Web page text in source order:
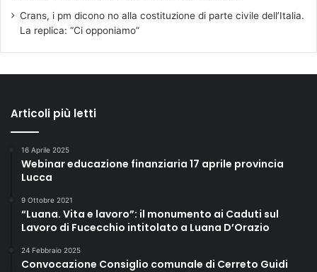
Crans, i pm dicono no alla costituzione di parte civile dell’Italia.
La replica: “Ci opponiamo”
Articoli più letti
16 Aprile 2025
Webinar educazione finanziaria 17 aprile provincia
Lucca
9 Ottobre 2021
“Luana. Vita e lavoro”: il monumento ai Caduti sul
Lavoro di Fucecchio intitolato a Luana D’Orazio
24 Febbraio 2025
Convocazione Consiglio comunale di Cerreto Guidi